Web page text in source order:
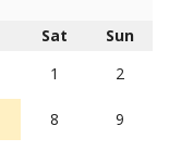
Sat
Sun
1
2
8 9